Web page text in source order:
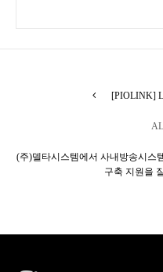
[PIOLINK]
(주)델타시스템에서 사내방송시스
구축 지원을